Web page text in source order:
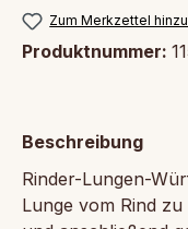
Zum Merkzettel
Produktnummer:
Beschreibung
Rinder-Lungen-
Lunge vom Rind